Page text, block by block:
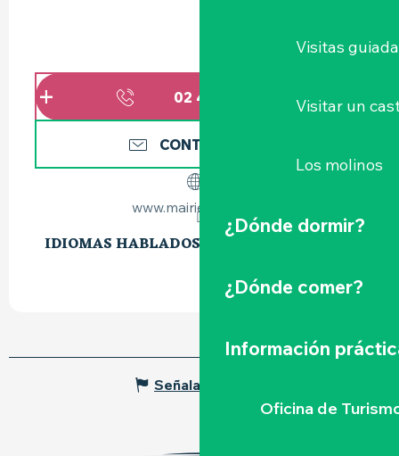
Visitas
Visitar un
Los molinos
¿Dónde dormir?
¿Dónde comer?
Información
Oficina de
02 40 80 17
CONTÁCTENOS
www.mairie-clisson.fr
IDIOMAS HABLADOS
IDIOMAS HABLADOS
Señalar un error